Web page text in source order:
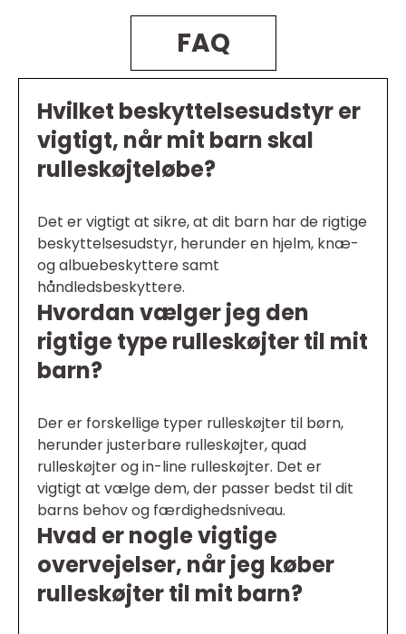
FAQ
Hvilket beskyttelsesudstyr er
vigtigt, når mit barn skal
rulleskøjteløbe?
Det er vigtigt at sikre, at dit barn har de rigtige
beskyttelsesudstyr, herunder en hjelm, knæ-
og albuebeskyttere samt
håndledsbeskyttere.
Hvordan vælger jeg den
rigtige type rulleskøjter til mit
barn?
Der er forskellige typer rulleskøjter til børn,
herunder justerbare rulleskøjter, quad
rulleskøjter og in-line rulleskøjter. Det er
vigtigt at vælge dem, der passer bedst til dit
barns behov og færdighedsniveau.
Hvad er nogle vigtige
overvejelser, når jeg køber
rulleskøjter til mit barn?